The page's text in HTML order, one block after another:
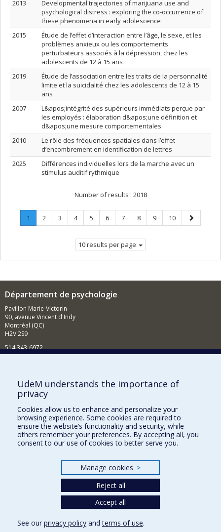
2013
Developmental trajectories of marijuana use and
psychological distress : exploring the co-occurrence of
these phenomena in early adolescence
2015
Étude de l’effet d’interaction entre l’âge, le sexe, et les
problèmes anxieux ou les comportements
perturbateurs associés à la dépression, chez les
adolescents de 12 à 15 ans
2019
Étude de l’association entre les traits de la personnalité
limite et la suicidalité chez les adolescents de 12 à 15
ans
2007
L&apos;intégrité des supérieurs immédiats perçue par
les employés : élaboration d&apos;une définition et
d&apos;une mesure comportementales
2010
Le rôle des fréquences spatiales dans l’effet
d’encombrement en identification de lettres
2025
Différences individuelles lors de la marche avec un
stimulus auditif rythmique
Number of results : 2018
Page
1
Current
Page
2 Page
3 Page
4 Page
5 Page
6 Page
7 Page
8 Page
9 Page
10
Next
page
10 results per page
Département de psychologie
Pavillon Marie-Victorin
90, avenue Vincent d'Indy
Montréal (QC)
H2V 2S9
514 343-6972
Comment soutenir le Département?
BESOIN D'AIDE?
Plan du site
Signaler une erreur
Accessibilité
Nos départements et écoles
UdeM understands the importance of
privacy
Cookies allow us to enhance and personalize your
browsing experience. Some cookies are required to
ensure the website’s functionality and security, while
others remember your preferences. By accepting all, you
consent to our use of cookies to better serve you.
Manage cookies >
Reject all
Accept all
See our privacy policy andterms of use.